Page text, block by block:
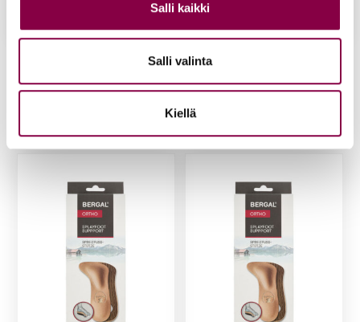
Salli kaikki
Salli valinta
Kiellä
Ber­gal poi­kit­tais­hol­vi­
33,90€
Ber­gal poi­kit­tais­hol­vi­
33,90€
Lisää ostoskoriin